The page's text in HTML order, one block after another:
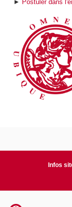
► Postuler dans
Infos